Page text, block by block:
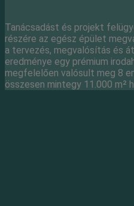
Tanácsadást és projekt
részére az egész épület
a tervezés, megvalósítás és
eredménye egy prémium
megfelelően valósult meg 8
összesen mintegy 11.000 m²